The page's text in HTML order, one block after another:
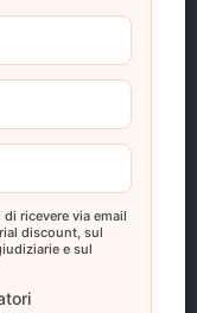
legale in Via
02704840392
Imprese di
REA RA
alla sezione A
della Giustizia
18/05/2022 |
vendite
p.d.g. 01/04/2022
ricevere via email
discount, sul
e sul